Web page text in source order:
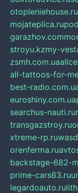
otopleniehouse.ru
mojateplica.ru
garazhov.com
stroyu.kzmy-
zsmh.com.ua
all-tattoos-for-
best-
euroshiny.com.ua
searchus-nauti.ru
transgazstroy.ru
xtreme-rp.ru
orenferma.ru
backstage-682-
prime-cars63.ru
legardoauto.ru